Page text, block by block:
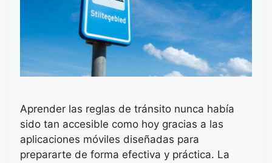
Aprender las reglas de tránsito nunca había
sido tan accesible como hoy gracias a las
aplicaciones móviles diseñadas para
prepararte de forma efectiva y práctica. La